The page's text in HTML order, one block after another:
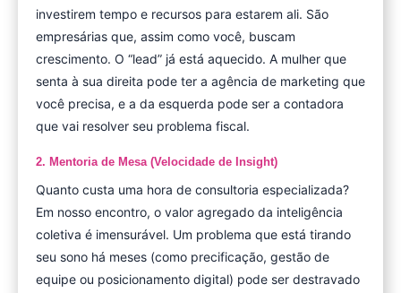
investirem tempo e recursos para estarem ali. São
empresárias que, assim como você, buscam
crescimento. O “lead” já está aquecido. A mulher que
senta à sua direita pode ter a agência de marketing que
você precisa, e a da esquerda pode ser a contadora
que vai resolver seu problema fiscal.
2. Mentoria de Mesa (Velocidade de Insight)
Quanto custa uma hora de consultoria especializada?
Em nosso encontro, o valor agregado da inteligência
coletiva é imensurável. Um problema que está tirando
seu sono há meses (como precificação, gestão de
equipe ou posicionamento digital) pode ser destravado